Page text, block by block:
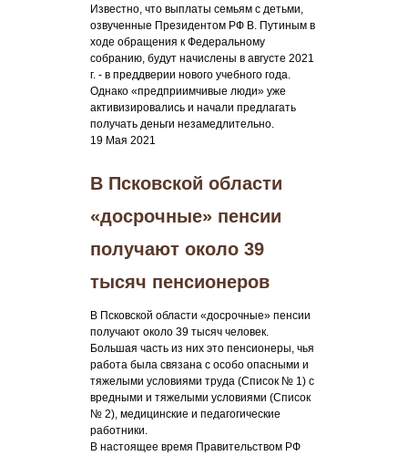
Известно, что выплаты семьям с детьми,
озвученные Президентом РФ В. Путиным в
ходе обращения к Федеральному
собранию, будут начислены в августе 2021
г. - в преддверии нового учебного года.
Однако «предприимчивые люди» уже
активизировались и начали предлагать
получать деньги незамедлительно.
19 Мая 2021
В Псковской области
«досрочные» пенсии
получают около 39
тысяч пенсионеров
В Псковской области «досрочные» пенсии
получают около 39 тысяч человек.
Большая часть из них это пенсионеры, чья
работа была связана с особо опасными и
тяжелыми условиями труда (Список № 1) с
вредными и тяжелыми условиями (Список
№ 2), медицинские и педагогические
работники.
В настоящее время Правительством РФ